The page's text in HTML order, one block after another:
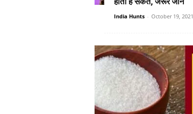
India Hunts - October 19, 2021